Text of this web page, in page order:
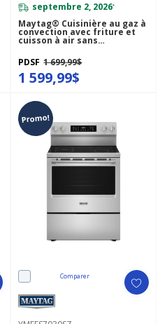
septembre 2, 2026*
Maytag® Cuisinière au gaz à
convection avec friture et
cuisson à air sans
MFGS6030RZ
PDSF 1 699,99$
1 599,99$
Promo!
Comparer